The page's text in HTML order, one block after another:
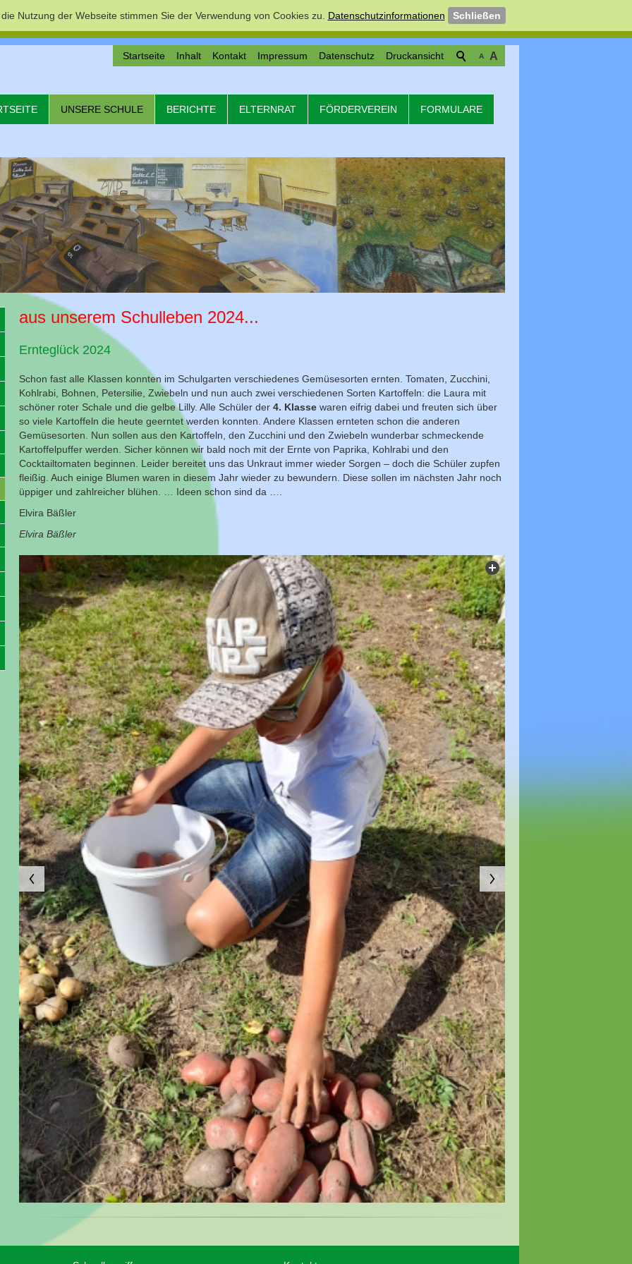
Nutzung der Webseite stimmen Sie der Verwendung von Cookies zu. Datenschutzinformationen Schließen
A A
Startseite Inhalt Kontakt Impressum Datenschutz Druckansicht
UNSERE SCHULE BERICHTE ELTERNRAT FÖRDERVEREIN FORMULARE
aus unserem Schulleben 2024...
Ernteglück 2024
Schon fast alle Klassen konnten im Schulgarten verschiedenes Gemüsesorten ernten. Tomaten, Zucchini,
Kohlrabi, Bohnen, Petersilie, Zwiebeln und nun auch zwei verschiedenen Sorten Kartoffeln: die Laura mit
schöner roter Schale und die gelbe Lilly. Alle Schüler der 4. Klasse waren eifrig dabei und freuten sich über
so viele Kartoffeln die heute geerntet werden konnten. Andere Klassen ernteten schon die anderen
Gemüsesorten. Nun sollen aus den Kartoffeln, den Zucchini und den Zwiebeln wunderbar schmeckende
Kartoffelpuffer werden. Sicher können wir bald noch mit der Ernte von Paprika, Kohlrabi und den
Cocktailtomaten beginnen. Leider bereitet uns das Unkraut immer wieder Sorgen – doch die Schüler zupfen
fleißig. Auch einige Blumen waren in diesem Jahr wieder zu bewundern. Diese sollen im nächsten Jahr noch
üppiger und zahlreicher blühen. … Ideen schon sind da ….
Elvira Bäßler
Elvira Bäßler